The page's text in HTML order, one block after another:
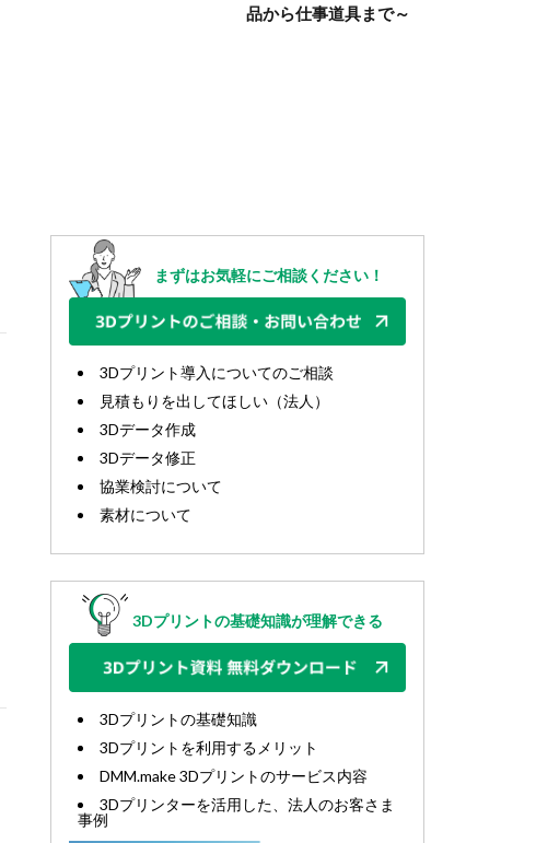
品から仕事道具まで～
まずはお気軽にご相談ください！
3Dプリント導入についてのご相談
見積もりを出してほしい（法人）
3Dデータ作成
3Dデータ修正
協業検討について
素材について
3Dプリントの基礎知識が理解できる
3Dプリントの基礎知識
3Dプリントを利用するメリット
DMM.make 3Dプリントのサービス内容
3Dプリンターを活用した、法人のお客さま
事例